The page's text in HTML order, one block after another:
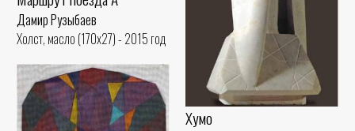
Хумо
Дамир Рузыбаев
Холст, масло (170x27) - 2015 год